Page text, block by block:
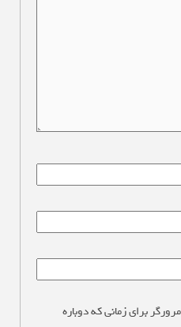
برای زمانی که دوباره